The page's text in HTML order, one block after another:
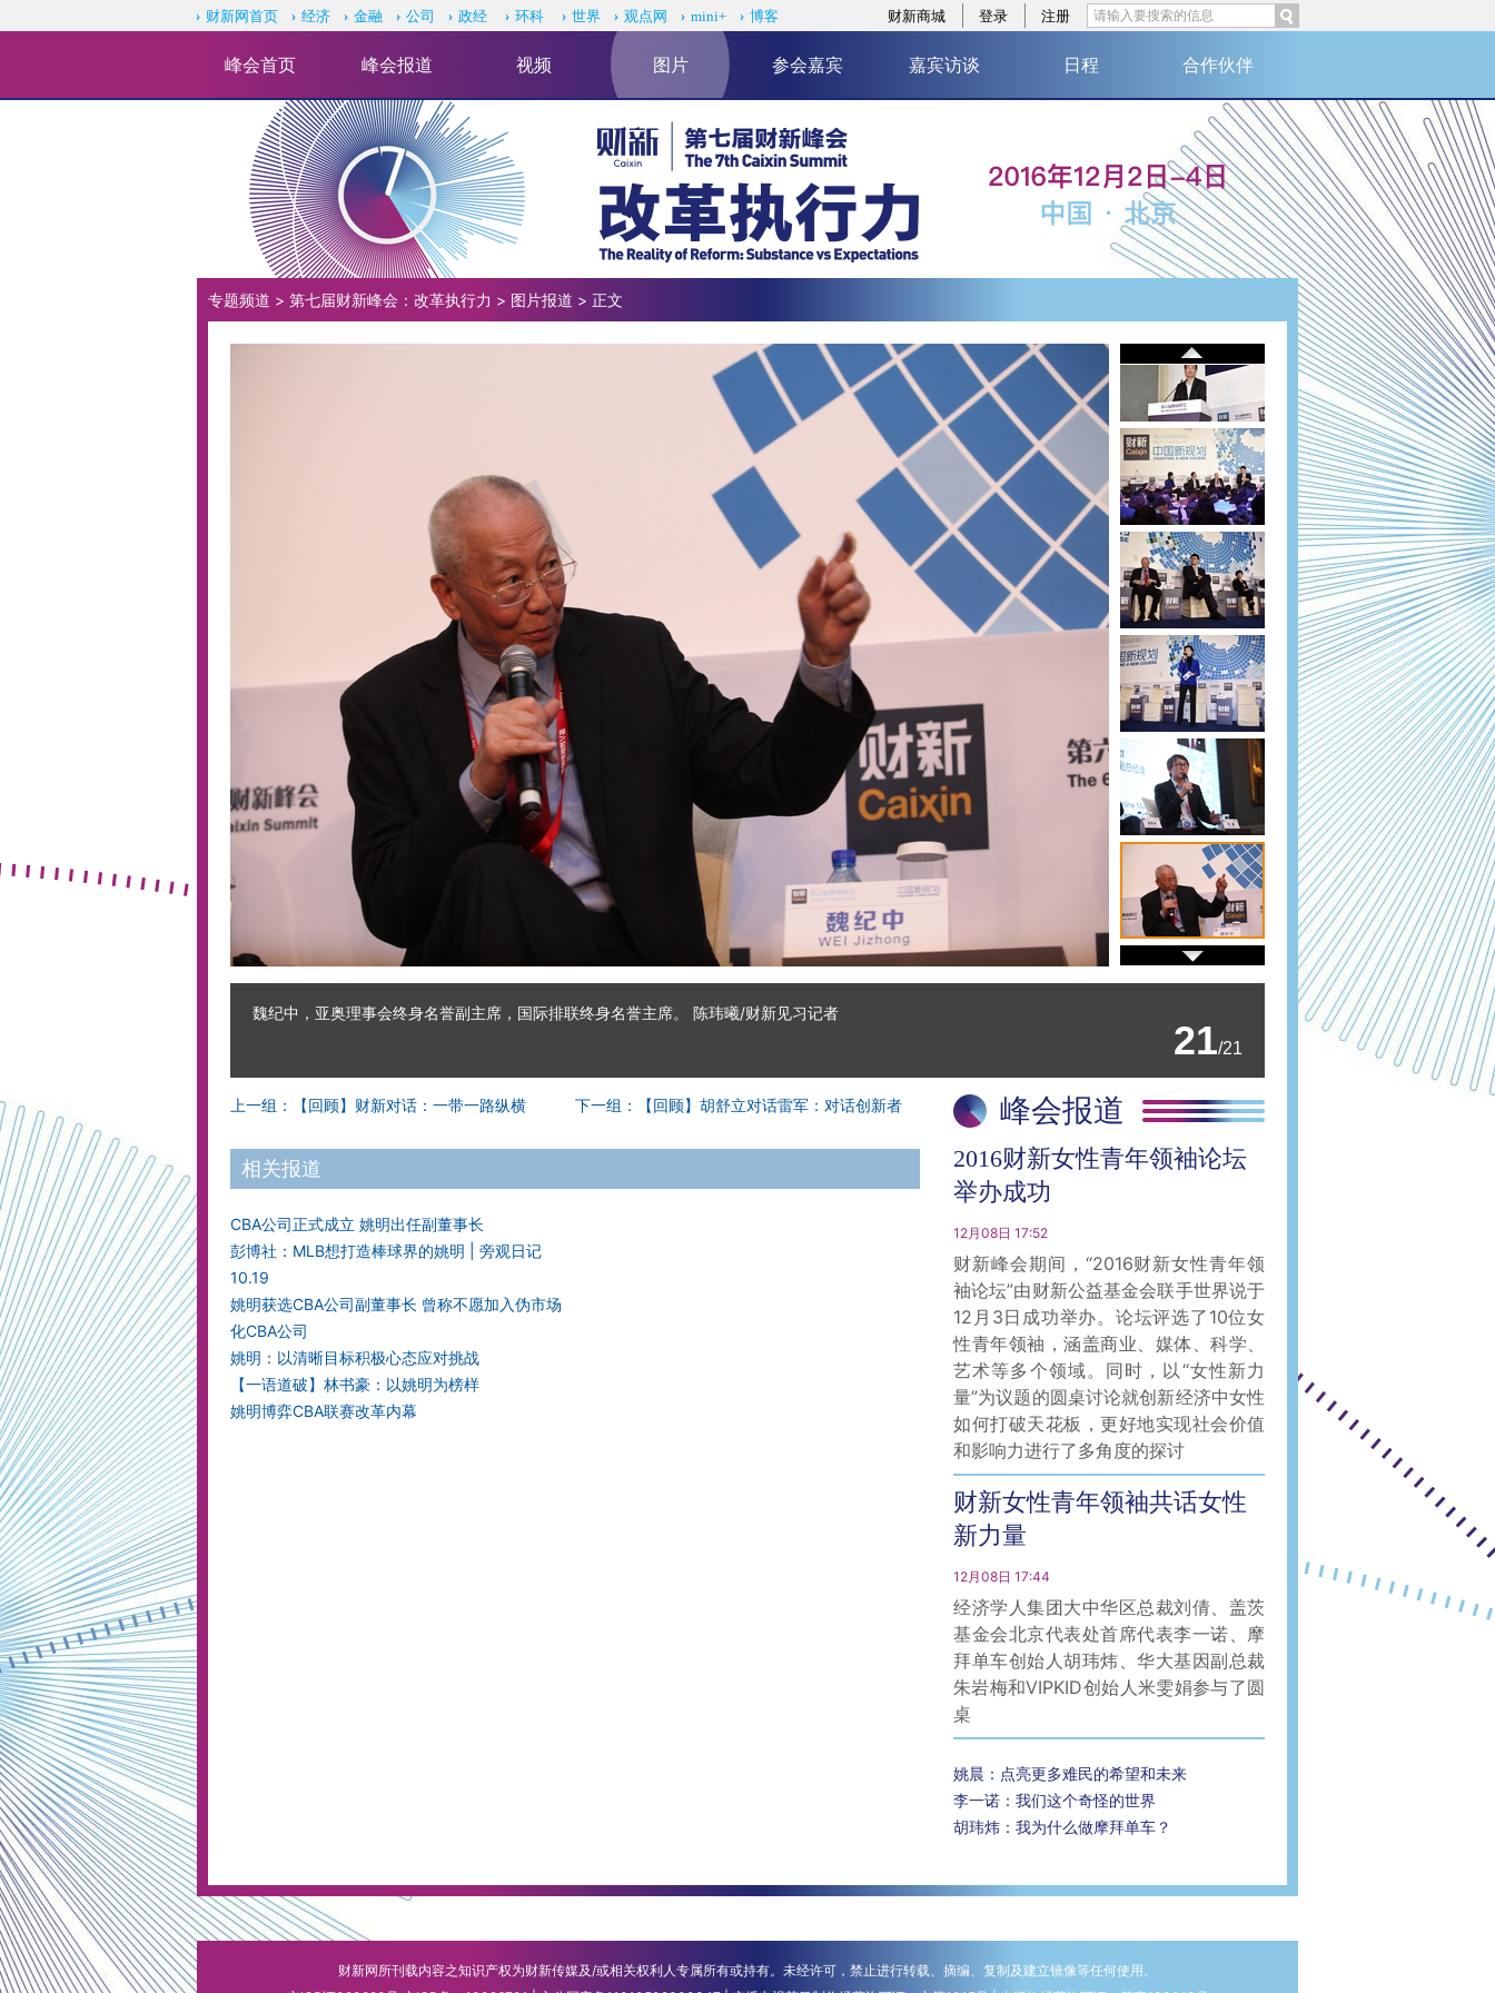
财新商城 登录 注册
财新网首页 经济 金融 公司 政经 环科 世界 观点网 mini+ 博客
峰会首页 峰会报道 视频 图片 参会嘉宾 嘉宾访谈 日程 合作伙伴
专题频道 > 第七届财新峰会：改革执行力 > 图片报道 > 正文
魏纪中，亚奥理事会终身名誉副主席，国际排联终身名誉主席。 陈玮曦/财新见习记者
21/21
上一组：【回顾】财新对话：一带一路纵横 下一组：【回顾】胡舒立对话雷军：对话创新者
相关报道
CBA公司正式成立 姚明出任副董事长
彭博社：MLB想打造棒球界的姚明 | 旁观日记
10.19
姚明获选CBA公司副董事长 曾称不愿加入伪市场
化CBA公司
姚明：以清晰目标积极心态应对挑战
【一语道破】林书豪：以姚明为榜样
姚明博弈CBA联赛改革内幕
峰会报道
2016财新女性青年领袖论坛
举办成功
12月08日 17:52
财新峰会期间，“2016财新女性青年领
袖论坛”由财新公益基金会联手世界说于
12月3日成功举办。论坛评选了10位女
性青年领袖，涵盖商业、媒体、科学、
艺术等多个领域。同时，以“女性新力
量”为议题的圆桌讨论就创新经济中女性
如何打破天花板，更好地实现社会价值
和影响力进行了多角度的探讨
财新女性青年领袖共话女性
新力量
12月08日 17:44
经济学人集团大中华区总裁刘倩、盖茨
基金会北京代表处首席代表李一诺、摩
拜单车创始人胡玮炜、华大基因副总裁
朱岩梅和VIPKID创始人米雯娟参与了圆
桌
姚晨：点亮更多难民的希望和未来
李一诺：我们这个奇怪的世界
胡玮炜：我为什么做摩拜单车？
财新网所刊载内容之知识产权为财新传媒及/或相关权利人专属所有或持有。未经许可，禁止进行转载、摘编、复制及建立镜像等任何使用。